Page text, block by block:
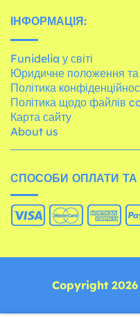
ІНФОРМАЦІЯ:
Funidelia у світі
Юридичне положення
Політика
Політика щодо файлів
Карта сайту
About us
СПОСОБИ ОПЛАТИ ТА
Copyright